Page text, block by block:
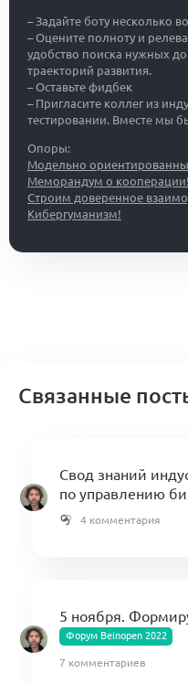
– Задайте боту несколько
– Оцените полноту и
удобство поиска нужных
траекторий развития.
– Оставьте фидбек
– Пригласите коллег из
тестировании. Вместе мы
Опоры:
Модельно
Меморандум о кооперации!
Строим доверенное
Кибергуманизм!
Связанные
Свод знаний
по управлению
4 комментария
5 ноября.
Форум Beinopen 2022
7 комментариев